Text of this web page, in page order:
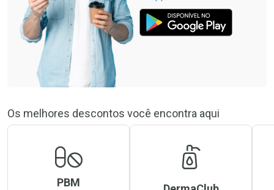
Os melhores descontos você encontra aqui
PBM